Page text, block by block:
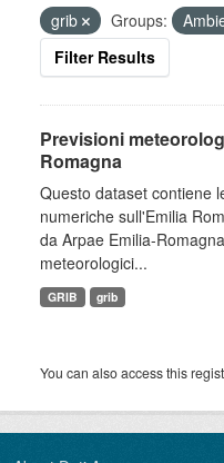
grib
Groups:
Filter Results
Previsioni
Romagna
Questo dataset contiene
numeriche sull'Emilia
da Arpae Emilia-
meteorologici...
GRIB grib
You can also access this